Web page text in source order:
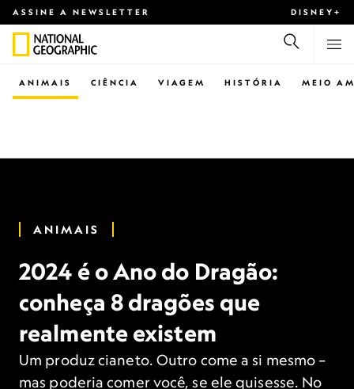
ASSINE A NEWSLETTER DISNEY+
CIÊNCIA VIAGEM
ANIMAIS HISTÓRIA MEIO
ANIMAIS
2024 é o Ano do Dragão:
conheça 8 dragões que
realmente existem
Um produz cianeto. Outro come a si mesmo –
mas poderia comer você, se ele quisesse. No